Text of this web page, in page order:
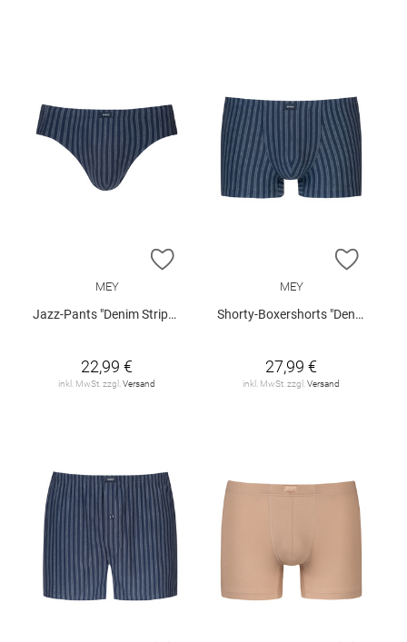
ZUR WUNSCHLISTE HINZUFÜGEN
MEY
Jazz-Pants "Denim Stripes"
22,99 €
inkl. MwSt. zzgl.Versand
ZUR
MEY
Shorty-Boxershorts "Denim Stripes"
27,99 €
inkl. MwSt. zzgl.Versand